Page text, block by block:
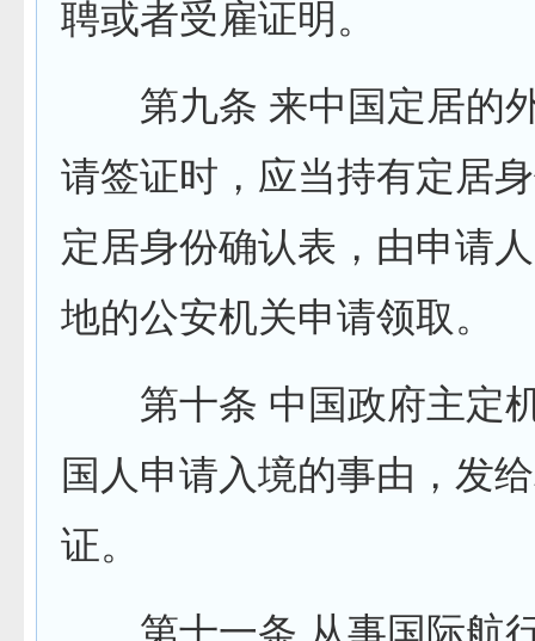
聘或者受雇证明。
第九条 来中国定居的
请签证时，应当持有定居
定居身份确认表，由申请
地的公安机关申请领取。
第十条 中国政府主定
国人申请入境的事由，发
证。
第十一条 从事国际航